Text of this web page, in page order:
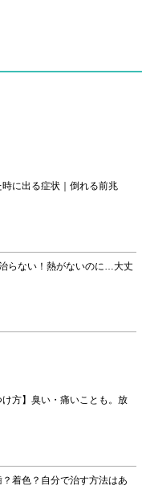
に出る症状｜倒れる前兆
らない！熱がないのに…大丈
け方】臭い・痛いことも。放
着色？自分で治す方法はあ